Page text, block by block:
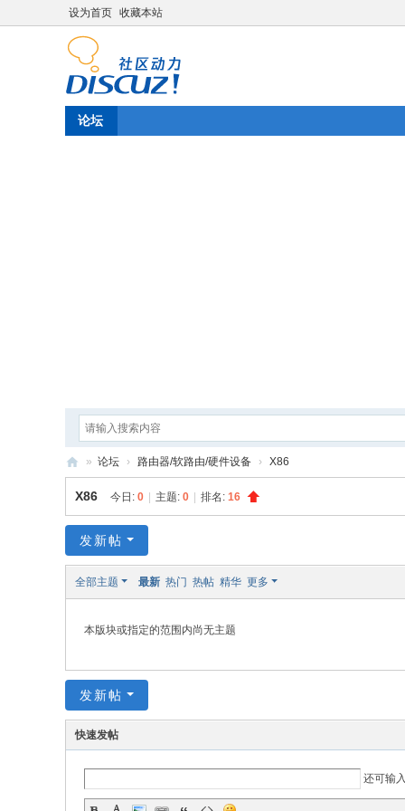
设为首页 收藏本站
论坛
狂
程
» 论坛 › 路由器/软路由/硬件设备 › X86
X86 今日: 0 主题: 0 排名: 16
发新帖
全部主题 最新 热门 热帖 精华 更多
本版块或指定的范围内尚无主题
发新帖
快速发帖
还可输